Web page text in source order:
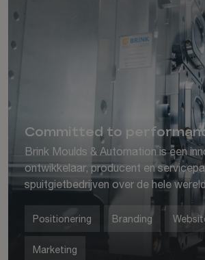
Committed to
Brink Moulds & Automation is een
ontwikkelaar, producent en
spuitgietbedrijven over de hele
Positionering Branding
Marketing